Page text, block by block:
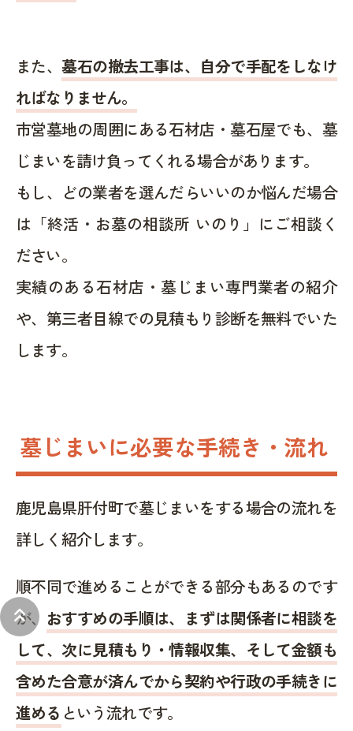
keyboard_double_arrow_up
また、墓石の撤去工事は、自分で手配をしなけ
ればなりません。
市営墓地の周囲にある石材店・墓石屋でも、墓
じまいを請け負ってくれる場合があります。
もし、どの業者を選んだらいいのか悩んだ場合
は「終活・お墓の相談所 いのり」にご相談く
ださい。
実績のある石材店・墓じまい専門業者の紹介
や、第三者目線での見積もり診断を無料でいた
します。
墓じまいに必要な手続き・流れ
鹿児島県肝付町で墓じまいをする場合の流れを
詳しく紹介します。
順不同で進めることができる部分もあるのです
が、 おすすめの手順は、まずは関係者に相談を
して、次に見積もり・情報収集、そして金額も
含めた合意が済んでから契約や行政の手続きに
進める という流れです。